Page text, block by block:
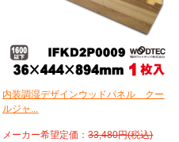
内装調湿デザインウッドパネル クー
ルジャ...
メーカー希望定価：33,480円(税込)